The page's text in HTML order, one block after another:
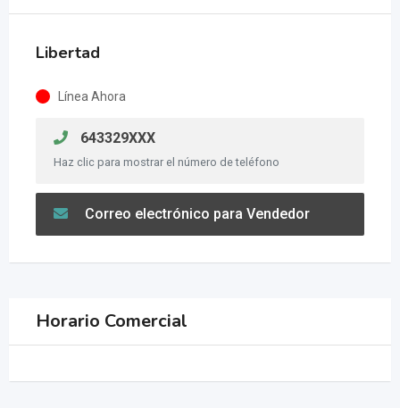
Libertad
Línea Ahora
643329XXX
Haz clic para mostrar el número de teléfono
Correo electrónico para Vendedor
Horario Comercial